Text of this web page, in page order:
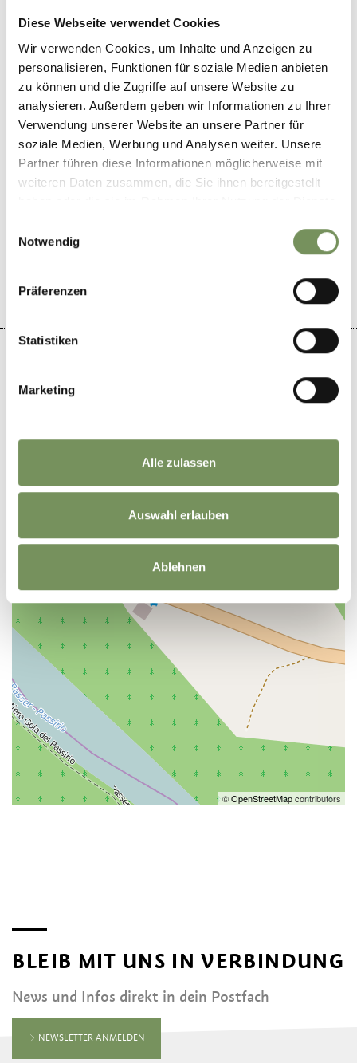
Diese Webseite verwendet Cookies
Wir verwenden Cookies, um Inhalte und Anzeigen zu
personalisieren, Funktionen für soziale Medien anbieten
zu können und die Zugriffe auf unsere Website zu
analysieren. Außerdem geben wir Informationen zu Ihrer
Verwendung unserer Website an unsere Partner für
soziale Medien, Werbung und Analysen weiter. Unsere
Partner führen diese Informationen möglicherweise mit
weiteren Daten zusammen, die Sie ihnen bereitgestellt
Notwendig
Präferenzen
Statistiken
Marketing
Alle zulassen
Auswahl erlauben
Ablehnen
info@passeiertal.it
www.passeiertal.it
+39 0473 656188
Empfohlener Zeitraum
März, April, Mai, Juni, Juli, August, September, Oktober
NEIN
−
©OpenStreetMapcontributors
BLEIB MIT UNS IN VERBINDUNG
News und Infos direkt in dein Postfach
NEWSLETTER ANMELDEN